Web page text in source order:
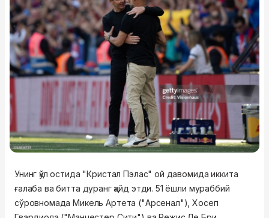
Унинг қўл остида "Кристал Пэлас" ой давомида иккита
ғалаба ва битта дуранг қайд этди. 51 ёшли мураббий
сўровномада Микель Артета ("Арсенал"), Хосеп